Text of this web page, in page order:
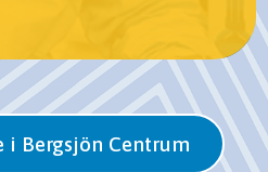
i Bergsjön Centrum